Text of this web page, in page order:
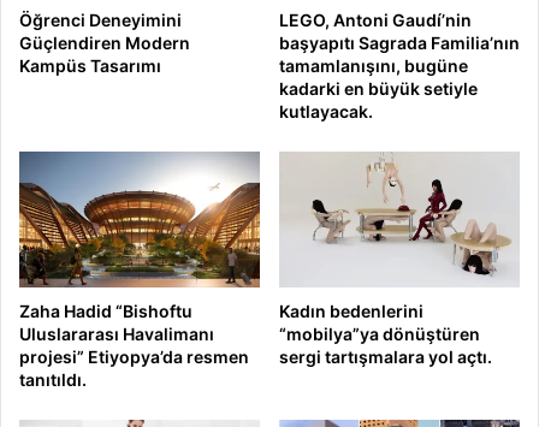
Öğrenci Deneyimini
Güçlendiren Modern
Kampüs Tasarımı
LEGO, Antoni Gaudí’nin
başyapıtı Sagrada Familia’nın
tamamlanışını, bugüne
kadarki en büyük setiyle
kutlayacak.
Zaha Hadid “Bishoftu
Uluslararası Havalimanı
projesi” Etiyopya’da resmen
tanıtıldı.
Kadın bedenlerini
“mobilya”ya dönüştüren
sergi tartışmalara yol açtı.